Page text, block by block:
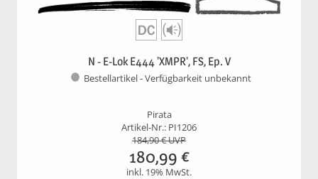
N - E-Lok E444 'XMPR', FS, Ep. V
Bestellartikel - Verfügbarkeit unbekannt
Pirata
Artikel-Nr.: PI1206
184,90€ UVP
180,99 €
inkl. 19% MwSt.